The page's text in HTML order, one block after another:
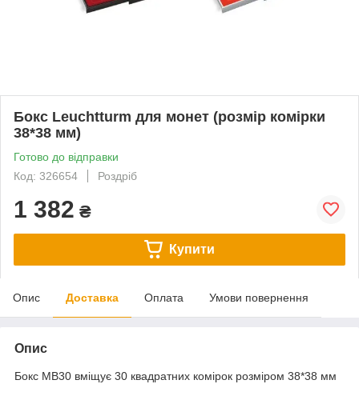
Бокс Leuchtturm для монет (розмір комірки
38*38 мм)
Готово до відправки
Код: 326654
Роздріб
1 382 ₴
Купити
Опис Доставка Оплата Умови повернення
Опис
Бокс MB30 вміщує 30 квадратних комірок розміром 38*38 мм